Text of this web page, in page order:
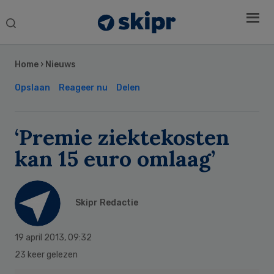
Search
Home › Nieuws
Opslaan Reageer nu Delen
‘Premie ziektekosten
kan 15 euro omlaag’
Skipr Redactie
19 april 2013, 09:32
23 keer gelezen
Sidebar